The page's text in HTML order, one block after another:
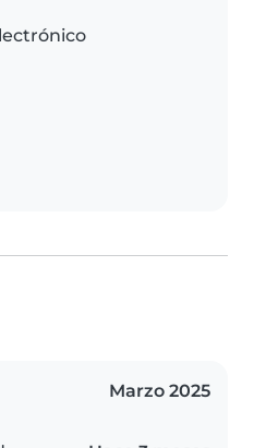
Marzo 2025